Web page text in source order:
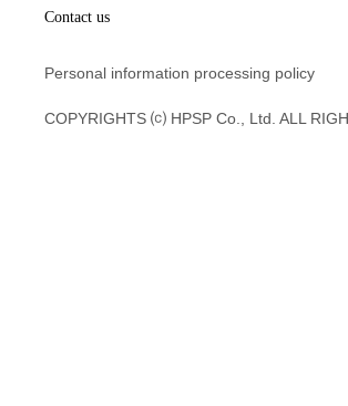
Contact us
Personal information processing policy
COPYRIGHTS ⒞ HPSP Co., Ltd. ALL